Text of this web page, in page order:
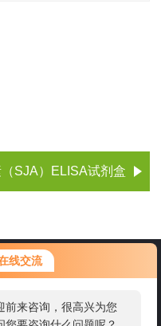
线交流
前来咨询，很高兴为您
您要咨询什么问题呢？
停留很久了，是否找到
SJA）ELISA试剂盒